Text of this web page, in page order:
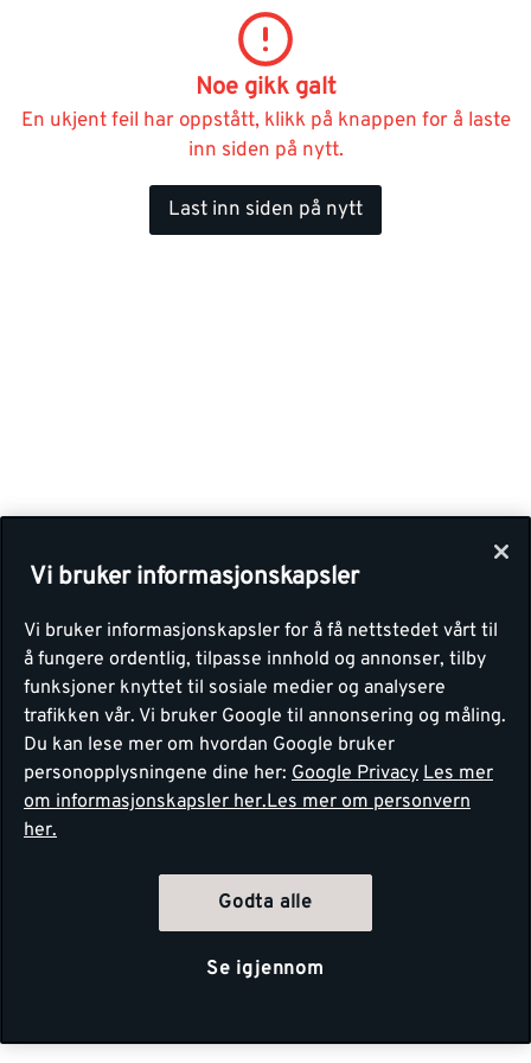
Noe gikk galt
En ukjent feil har oppstått, klikk på knappen for å laste
inn siden på nytt.
Last inn siden på nytt
Vi bruker informasjonskapsler
Vi bruker informasjonskapsler for å få nettstedet vårt til
å fungere ordentlig, tilpasse innhold og annonser, tilby
funksjoner knyttet til sosiale medier og analysere
trafikken vår. Vi bruker Google til annonsering og måling.
Du kan lese mer om hvordan Google bruker
personopplysningene dine her: Google Privacy Les mer
om informasjonskapsler her.Les mer om personvern
her.
Godta alle
Se igjennom